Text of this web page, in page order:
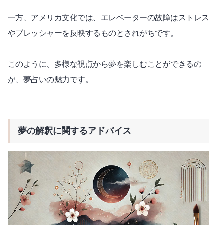
一方、アメリカ文化では、エレベーターの故障はストレス
やプレッシャーを反映するものとされがちです。
このように、多様な視点から夢を楽しむことができるの
が、夢占いの魅力です。
夢の解釈に関するアドバイス